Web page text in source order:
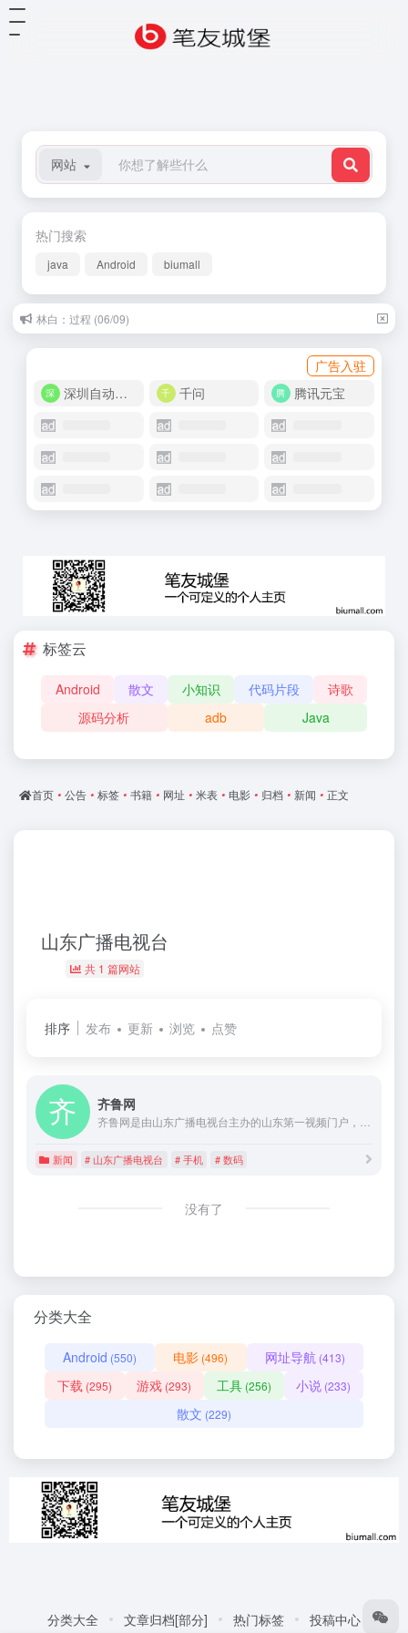
网站
热门搜索
java Android biumall
林白：过程 (06/09)
广告入驻
深圳自动化商城
千问 腾讯元宝
标签云
Android 散文 小知识 代码片段
诗歌
源码分析
adb Java
首页 • 公告 • 标签 • 书籍 • 网址 • 米表 • 电影 • 归档 • 新闻 • 正文
山东广播电视台
共 1 篇网站
排序 发布 更新 浏览 点赞
齐鲁网
新闻 # 山东广播电视台 # 手机 # 数码
没有了
分类大全
Android (550) 电影 (496) 网址导航 (413)
下载 (295) 游戏 (293) 工具(256) 小说 (233)
散文 (229)
分类大全 文章归档[部分] 热门标签 投稿中心